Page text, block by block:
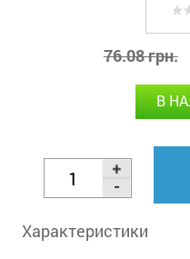
76.08 грн.
В
Характеристики